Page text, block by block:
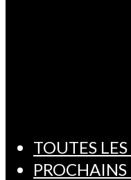
TOUTES